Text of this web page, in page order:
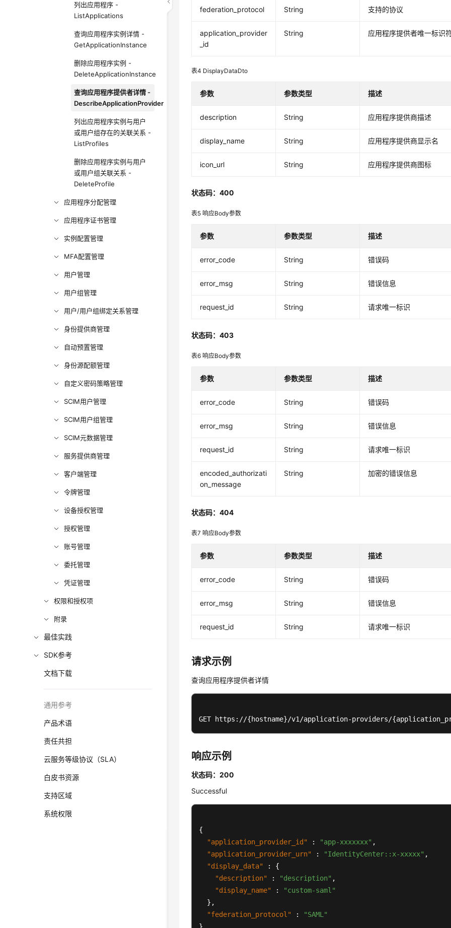
列出应用程序 -
ListApplications
查询应用程序实例详情 -
GetApplicationInstance
删除应用程序实例 -
DeleteApplicationInstance
查询应用程序提供者详情 -
DescribeApplicationProvider
列出应用程序实例与用户
或用户组存在的关联关系 -
ListProfiles
删除应用程序实例与用户
或用户组关联关系 -
DeleteProfile
应用程序分配管理
应用程序证书管理
实例配置管理
MFA配置管理
用户管理
用户组管理
用户/用户组绑定关系管理
身份提供商管理
自动预置管理
身份源配额管理
自定义密码策略管理
SCIM用户管理
SCIM用户组管理
SCIM元数据管理
服务提供商管理
客户端管理
令牌管理
设备授权管理
授权管理
账号管理
委托管理
凭证管理
权限和授权项
附录
最佳实践
SDK参考
文档下载
通用参考
产品术语
责任共担
云服务等级协议（SLA）
白皮书资源
支持区域
系统权限
federation_protocol String 支持的协议
application_provider
_id
String 应用程序提供者唯一标识
表4 DisplayDataDto
参数 参数类型 描述
description String 应用程序提供商描述
display_name String 应用程序提供商显示名
icon_url String 应用程序提供商图标
状态码：400
表5响应Body参数
参数 参数类型 描述
error_code String 错误码
error_msg String 错误信息
request_id String 请求唯一标识
状态码：403
表6响应Body参数
参数 参数类型 描述
error_code String 错误码
error_msg String 错误信息
request_id String 请求唯一标识
encoded_authorizati
on_message
String 加密的错误信息
状态码：404
表7响应Body参数
参数 参数类型 描述
error_code String 错误码
error_msg String 错误信息
request_id String 请求唯一标识
请求示例
查询应用程序提供者详情
GET https://{hostname}/v1/application-providers/
响应示例
状态码：200
Successful
{
"application_provider_id"
: "app-xxxxxxx" ,
"application_provider_urn"
: "IdentityCenter::x-xxxxx" ,
"display_data"
:
{
"description"
: "description" ,
"display_name"
:
"custom-saml"
} ,
"federation_protocol"
:
"SAML"